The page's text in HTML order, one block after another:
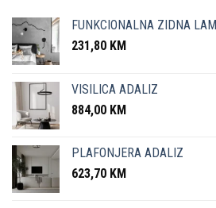
FUNKCIONALNA ZIDNA
231,80 KM
VISILICA ADALIZ
884,00 KM
PLAFONJERA ADALIZ
623,70 KM